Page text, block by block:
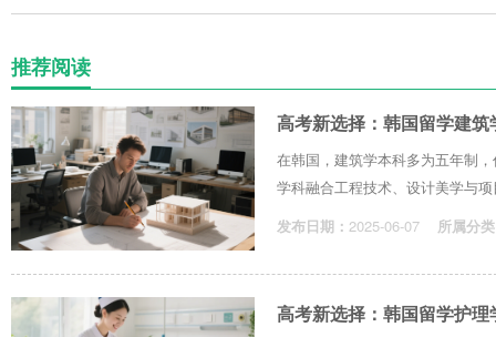
推荐阅读
高考新选择：韩国留学建
在韩国，建筑学本科多为五年制
学科融合工程技术、设计美学与
发布日期： 2025-06-07 所属分
高考新选择：韩国留学护